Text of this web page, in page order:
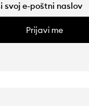
Prijavi me